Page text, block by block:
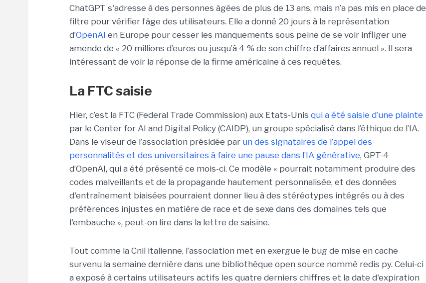
ChatGPT s'adresse à des personnes âgées de plus de 13 ans, mais n’a pas mis en place de
filtre pour vérifier l’âge des utilisateurs. Elle a donné 20 jours à la représentation
d’OpenAI en Europe pour cesser les manquements sous peine de se voir infliger une
amende de « 20 millions d’euros ou jusqu’à 4 % de son chiffre d’affaires annuel ». Il sera
intéressant de voir la réponse de la firme américaine à ces requêtes.
La FTC saisie
Hier, c’est la FTC (Federal Trade Commission) aux Etats-Unis qui a été saisie d’une plainte
par le Center for AI and Digital Policy (CAIDP), un groupe spécialisé dans l’éthique de l’IA.
Dans le viseur de l’association présidée par un des signataires de l’appel des
personnalités et des universitaires à faire une pause dans l’IA générative, GPT-4
d’OpenAI, qui a été présenté ce mois-ci. Ce modèle « pourrait notamment produire des
codes malveillants et de la propagande hautement personnalisée, et des données
d'entraînement biaisées pourraient donner lieu à des stéréotypes intégrés ou à des
préférences injustes en matière de race et de sexe dans des domaines tels que
l'embauche », peut-on lire dans la lettre de saisine.
Tout comme la Cnil italienne, l’association met en exergue le bug de mise en cache
survenu la semaine dernière dans une bibliothèque open source nommé redis py. Celui-ci
a exposé à certains utilisateurs actifs les quatre derniers chiffres et la date d'expiration